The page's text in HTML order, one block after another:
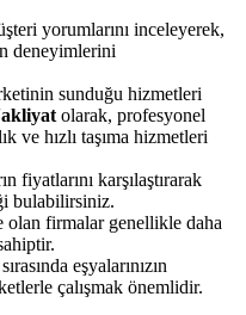
yorumlarını inceleyerek,
deneyimlerini
sunduğu hizmetleri
olarak, profesyonel
ve hızlı taşıma hizmetleri
fiyatlarını karşılaştırarak
bulabilirsiniz.
olan firmalar genellikle daha
eşyalarınızın
çalışmak önemlidir.